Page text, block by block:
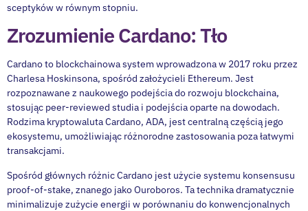
sceptyków w równym stopniu.
Zrozumienie Cardano: Tło
Cardano to blockchainowa system wprowadzona w 2017 roku przez
Charlesa Hoskinsona, spośród założycieli Ethereum. Jest
rozpoznawane z naukowego podejścia do rozwoju blockchaina,
stosując peer-reviewed studia i podejścia oparte na dowodach.
Rodzima kryptowaluta Cardano, ADA, jest centralną częścią jego
ekosystemu, umożliwiając różnorodne zastosowania poza łatwymi
transakcjami.
Spośród głównych różnic Cardano jest użycie systemu konsensusu
proof-of-stake, znanego jako Ouroboros. Ta technika dramatycznie
minimalizuje zużycie energii w porównaniu do konwencjonalnych